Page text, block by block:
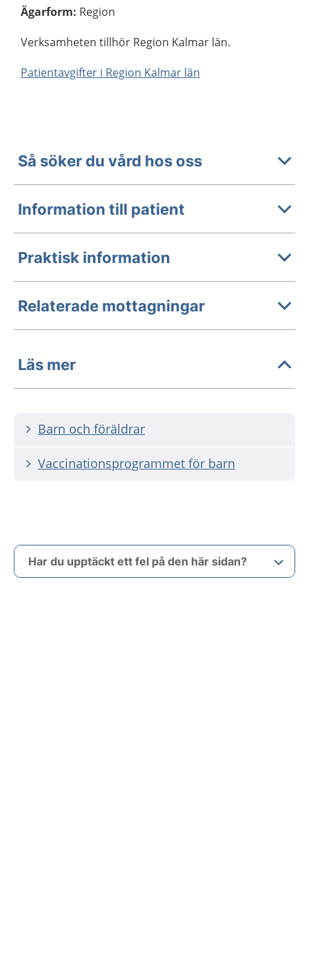
Ägarform: Region
Verksamheten tillhör Region Kalmar län.
Patientavgifter i Region Kalmar län
Så söker du vård hos oss
Information till patient
Praktisk information
Relaterade mottagningar
Läs mer
Barn och föräldrar
Vaccinationsprogrammet för barn
Har du upptäckt ett fel på den här sidan?